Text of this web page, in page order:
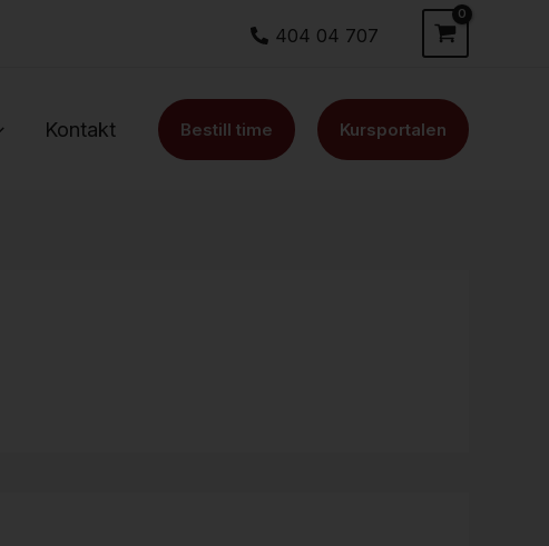
404 04 707
Kontakt Bestill time Kursportalen